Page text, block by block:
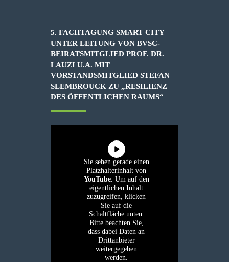
5. FACHTAGUNG SMART CITY
UNTER LEITUNG VON BVSC-
BEIRATSMITGLIED PROF. DR.
LAUZI U.A. MIT
VORSTANDSMITGLIED STEFAN
SLEMBROUCK ZU „RESILIENZ
DES ÖFFENTLICHEN RAUMS“
Sie sehen gerade einen
Platzhalterinhalt von
YouTube. Um auf den
eigentlichen Inhalt
zuzugreifen, klicken
Sie auf die
Schaltfläche unten.
Bitte beachten Sie,
dass dabei Daten an
Drittanbieter
weitergegeben
werden.